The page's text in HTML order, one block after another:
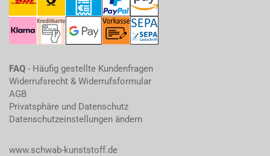
FAQ - Häufig gestellte Kundenfragen
Widerrufsrecht & Widerrufsformular
AGB
Privatsphäre und Datenschutz
Datenschutzeinstellungen ändern
www.schwab-kunststoff.de